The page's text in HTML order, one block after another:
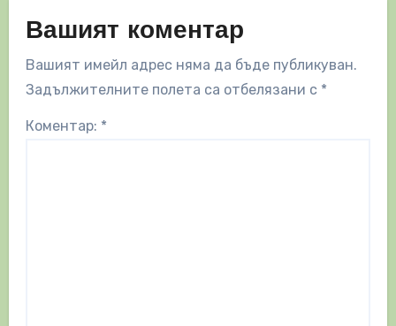
Вашият коментар
Вашият имейл адрес няма да бъде публикуван.
Задължителните полета са отбелязани с *
Коментар: *